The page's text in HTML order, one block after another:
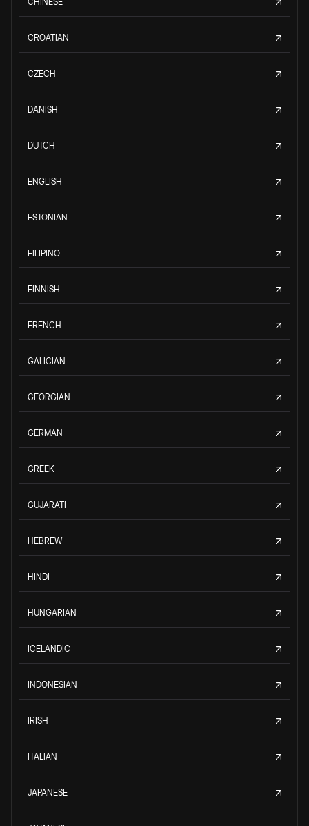
CROATIAN
CZECH
DANISH
DUTCH
ENGLISH
ESTONIAN
FILIPINO
FINNISH
FRENCH
GALICIAN
GEORGIAN
GERMAN
GREEK
GUJARATI
HEBREW
HINDI
HUNGARIAN
ICELANDIC
INDONESIAN
IRISH
ITALIAN
JAPANESE